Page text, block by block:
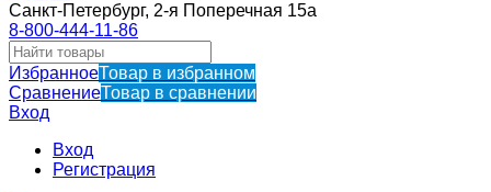
Санкт-Петербург, 2-я Поперечная 15а
8-800-444-11-86
ИзбранноеТовар в избранном
СравнениеТовар в сравнении
Вход
Вход
Регистрация